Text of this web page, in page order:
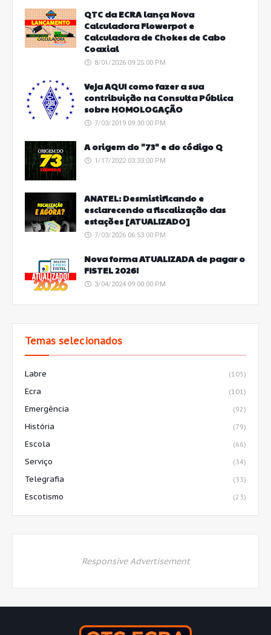
QTC da ECRA lança Nova
Calculadora Flowerpot e
Calculadora de Chokes de Cabo
Coaxial
8/01/2026 09:25:00 PM
Veja AQUI como fazer a sua
contribuição na Consulta Pública
sobre HOMOLOGAÇÃO
7/03/2019 09:30:00 PM
A origem do "73" e do código Q
1/17/2022 03:33:00 PM
ANATEL: Desmistificando e
esclarecendo a fiscalização das
estações [ATUALIZADO]
7/03/2026 06:53:00 PM
Nova forma ATUALIZADA de pagar o
FISTEL 2026!
3/04/2024 09:00:00 PM
Temas selecionados
Labre (105)
Ecra (101)
Emergência (92)
História (79)
Escola (66)
Serviço (34)
Telegrafia (33)
Escotismo (23)
Responsive Advertisement